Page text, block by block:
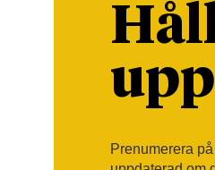
Prenumerera